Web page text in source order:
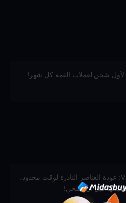
شحن لعملات القمة كل شهر!
تحديث ضخم لمتجر نقاط VIP: عودة العناصر النادرة لوقت محدود،
قبل أن تشحن!